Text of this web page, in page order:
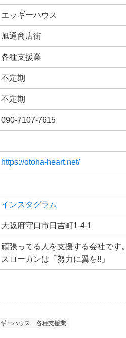
エッギーハウス
旭通商店街
各種支援業
不定期
不定期
090-7107-7615
https://otoha-heart.net/
インスタグラム
大阪府守口市日吉町1-4-1
頑張ってる人を支援する会社です。
スローガンは「努力に翼を!!」
ーハウス 各種支援業